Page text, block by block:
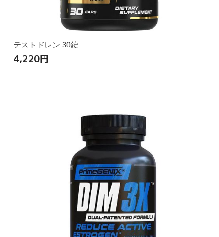
テストドレン 30錠
4,220円